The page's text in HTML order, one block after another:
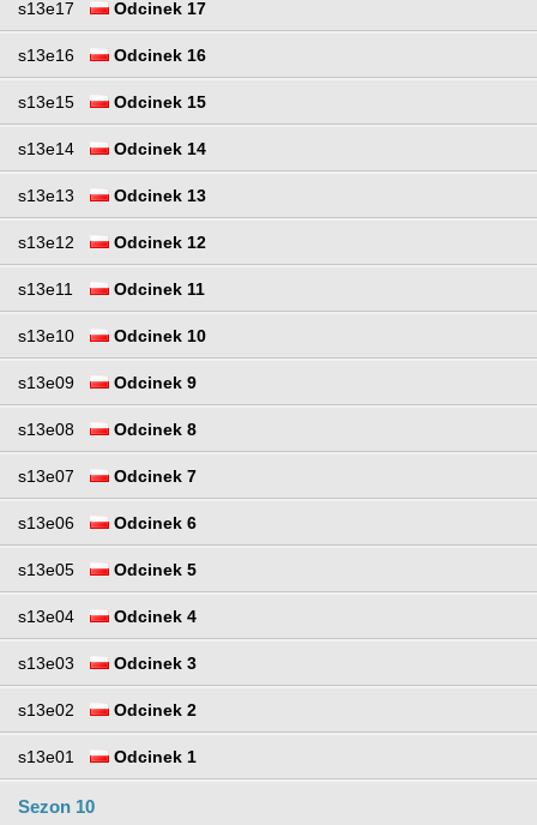
s13e17 Odcinek 17
s13e16 Odcinek 16
s13e15 Odcinek 15
s13e14 Odcinek 14
s13e13 Odcinek 13
s13e12 Odcinek 12
s13e11 Odcinek 11
s13e10 Odcinek 10
s13e09 Odcinek 9
s13e08 Odcinek 8
s13e07 Odcinek 7
s13e06 Odcinek 6
s13e05 Odcinek 5
s13e04 Odcinek 4
s13e03 Odcinek 3
s13e02 Odcinek 2
s13e01 Odcinek 1
Sezon 10